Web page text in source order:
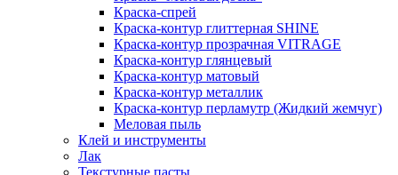
Краска-спрей
Краска-контур глиттерная SHINE
Краска-контур прозрачная VITRAGE
Краска-контур глянцевый
Краска-контур матовый
Краска-контур металлик
Краска-контур перламутр (Жидкий жемчуг)
Меловая пыль
Клей и инструменты
Лак